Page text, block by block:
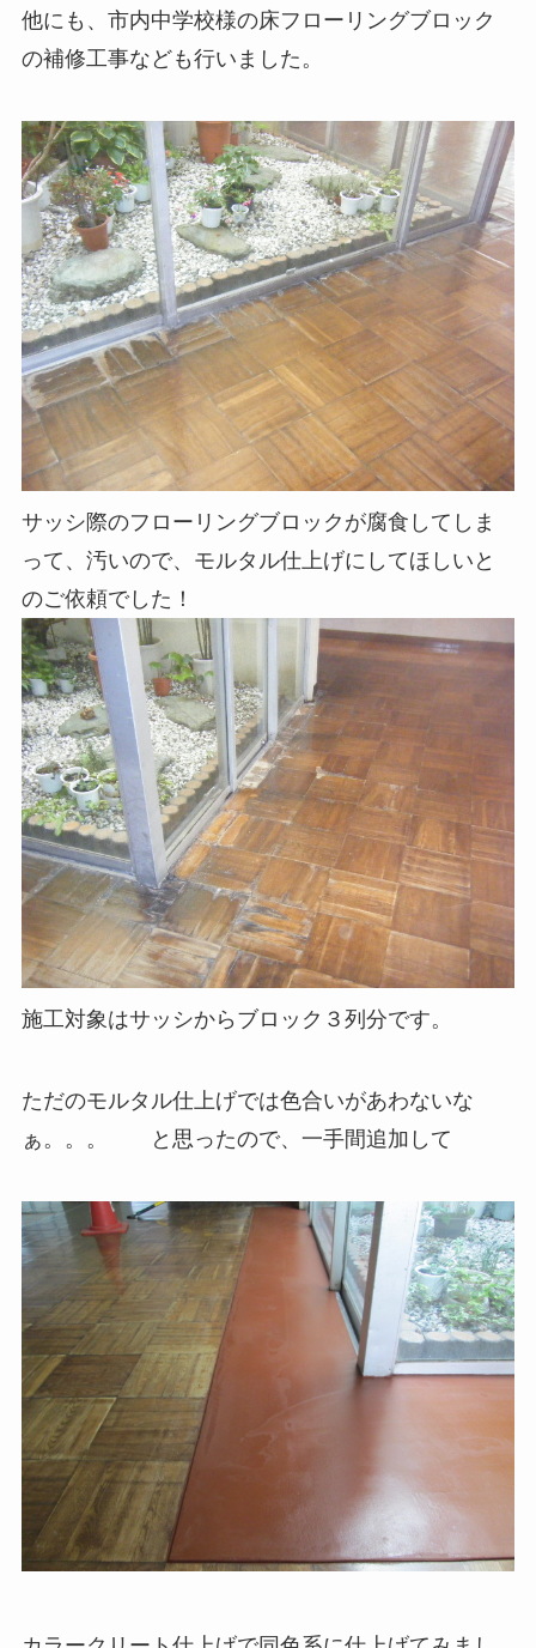
他にも、市内中学校様の床フローリングブロック
の補修工事なども行いました。
サッシ際のフローリングブロックが腐食してしま
って、汚いので、モルタル仕上げにしてほしいと
のご依頼でした！
施工対象はサッシからブロック３列分です。
ただのモルタル仕上げでは色合いがあわないな
ぁ。。。 と思ったので、一手間追加して